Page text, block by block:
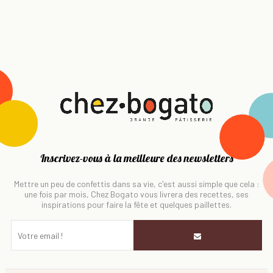
Inscrivez-vous à la meilleure des newsletters
Mettre un peu de confettis dans sa vie, c'est aussi simple que cela :
une fois par mois, Chez Bogato vous livrera des recettes, ses
inspirations pour faire la fête et quelques paillettes.